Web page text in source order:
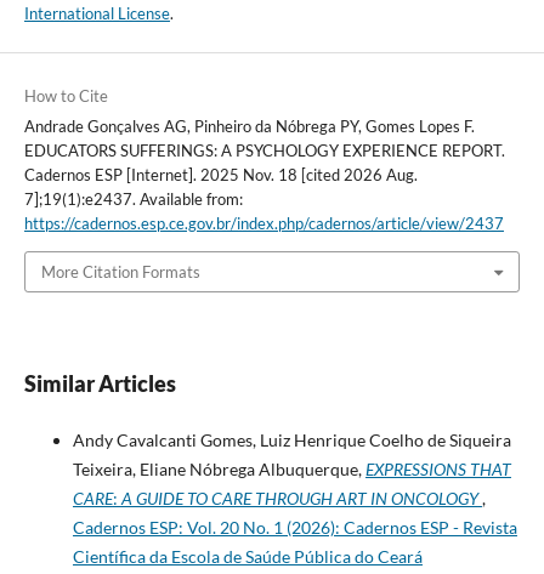
International License.
How to Cite
Andrade Gonçalves AG, Pinheiro da Nóbrega PY, Gomes Lopes F.
EDUCATORS SUFFERINGS: A PSYCHOLOGY EXPERIENCE REPORT.
Cadernos ESP [Internet]. 2025 Nov. 18 [cited 2026 Aug.
7];19(1):e2437. Available from:
https://cadernos.esp.ce.gov.br/index.php/cadernos/article/view/2437
More Citation Formats
Similar Articles
Andy Cavalcanti Gomes, Luiz Henrique Coelho de Siqueira
Teixeira, Eliane Nóbrega Albuquerque,EXPRESSIONS THAT
CARE: A GUIDE TO CARE THROUGH ART IN ONCOLOGY,
Cadernos ESP: Vol. 20 No. 1 (2026): Cadernos ESP - Revista
Cientí­fica da Escola de Saúde Pública do Ceará